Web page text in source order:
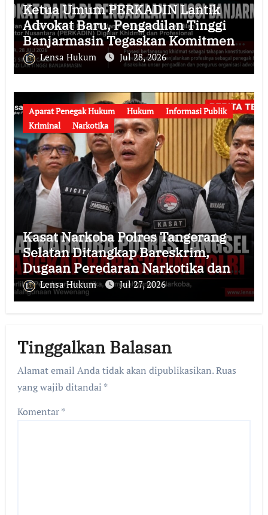
Ketua Umum PERKADIN Lantik
Advokat Baru, Pengadilan Tinggi
Banjarmasin Tegaskan Komitmen
Menjaga Martabat Profesi Advokat
Lensa Hukum Jul 28, 2026
Aparat Penegak Hukum Hukum
Informasi Publik
Kriminal
Narkotika
Kasat Narkoba Polres Tangerang
Selatan Ditangkap Bareskrim,
Dugaan Peredaran Narkotika dan
Penyalahgunaan Wewenang
Guncang Institusi Polri
Lensa Hukum Jul 27, 2026
Tinggalkan Balasan
Alamat email Anda tidak akan dipublikasikan.Ruas
yang wajib ditandai *
Komentar*